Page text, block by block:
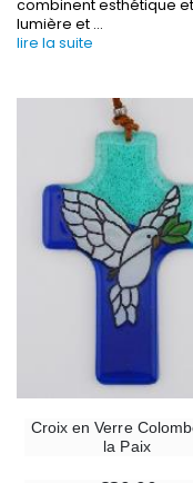
combinent esthétique
lumière et ...
lire la suite
Croix en Verre
la Paix
-10%
€15.00